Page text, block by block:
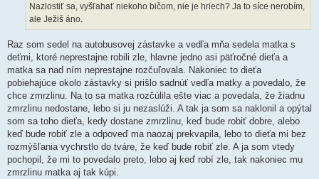
Nazlostiť sa, vyšľahať niekoho bičom, nie je hriech? Ja to síce nerobím,
ale Ježiš áno.
Raz som sedel na autobusovej zástavke a vedľa mňa sedela matka s
deťmi, ktoré neprestajne robili zle, hlavne jedno asi päťročné dieťa a
matka sa nad ním neprestajne rozčuľovala. Nakoniec to dieťa
pobiehajúce okolo zástavky si prišlo sadnúť vedľa matky a povedalo, že
chce zmrzlinu. Na to sa matka rozčúlila ešte viac a povedala, že žiadnu
zmrzlinu nedostane, lebo si ju nezaslúži. A tak ja som sa naklonil a opýtal
som sa toho dieťa, kedy dostane zmrzlinu, keď bude robiť dobre, alebo
keď bude robiť zle a odpoveď ma naozaj prekvapila, lebo to dieťa mi bez
rozmýšľania vychrstlo do tváre, že keď bude robiť zle. A ja som vtedy
pochopil, že mi to povedalo preto, lebo aj keď robí zle, tak nakoniec mu
zmrzlinu matka aj tak kúpi.